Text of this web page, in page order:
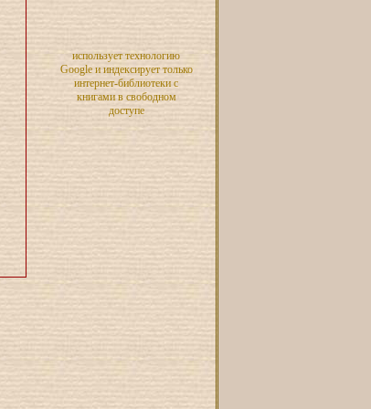
использует технологию
Google и индексирует только
интернет-библиотеки с
книгами в свободном
доступе